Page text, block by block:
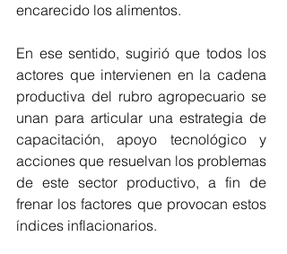
encarecido los alimentos.
En ese sentido, sugirió que todos los
actores que intervienen en la cadena
productiva del rubro agropecuario se
unan para articular una estrategia de
capacitación, apoyo tecnológico y
acciones que resuelvan los problemas
de este sector productivo, a fin de
frenar los factores que provocan estos
índices inflacionarios.